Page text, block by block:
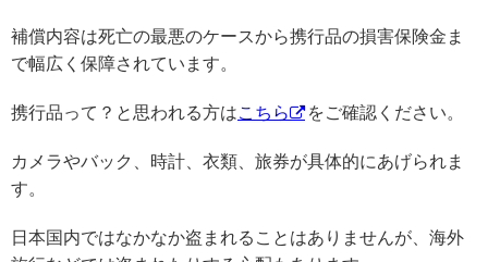
補償内容は死亡の最悪のケースから携行品の損害保険金ま
で幅広く保障されています。
携行品って？と思われる方はこちら をご確認ください。
カメラやバック、時計、衣類、旅券が具体的にあげられま
す。
日本国内ではなかなか盗まれることはありませんが、海外